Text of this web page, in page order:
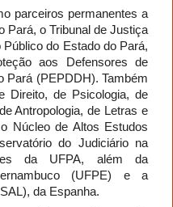
parceiros permanentes a
Pará, o Tribunal de Justiça
do Estado do Pará,
aos Defensores de
Pará (PEPDDH). Também
Direito, de Psicologia, de
Antropologia, de Letras e
Núcleo de Altos Estudos
do Judiciário na
da UFPA, além da
(UFPE) e a
da Espanha.